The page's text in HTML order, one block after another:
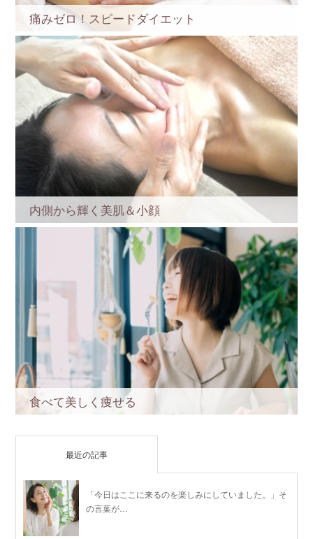
痛みゼロ！スピードダイエット
内側から輝く美肌＆小顔
食べて美しく痩せる
最近の記事
「今日はここに来るのを楽しみにしていました。」そ
の言葉が…